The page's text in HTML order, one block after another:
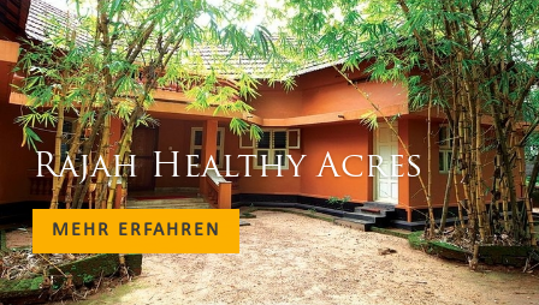
Rajah Healthy Acres
MEHR ERFAHREN